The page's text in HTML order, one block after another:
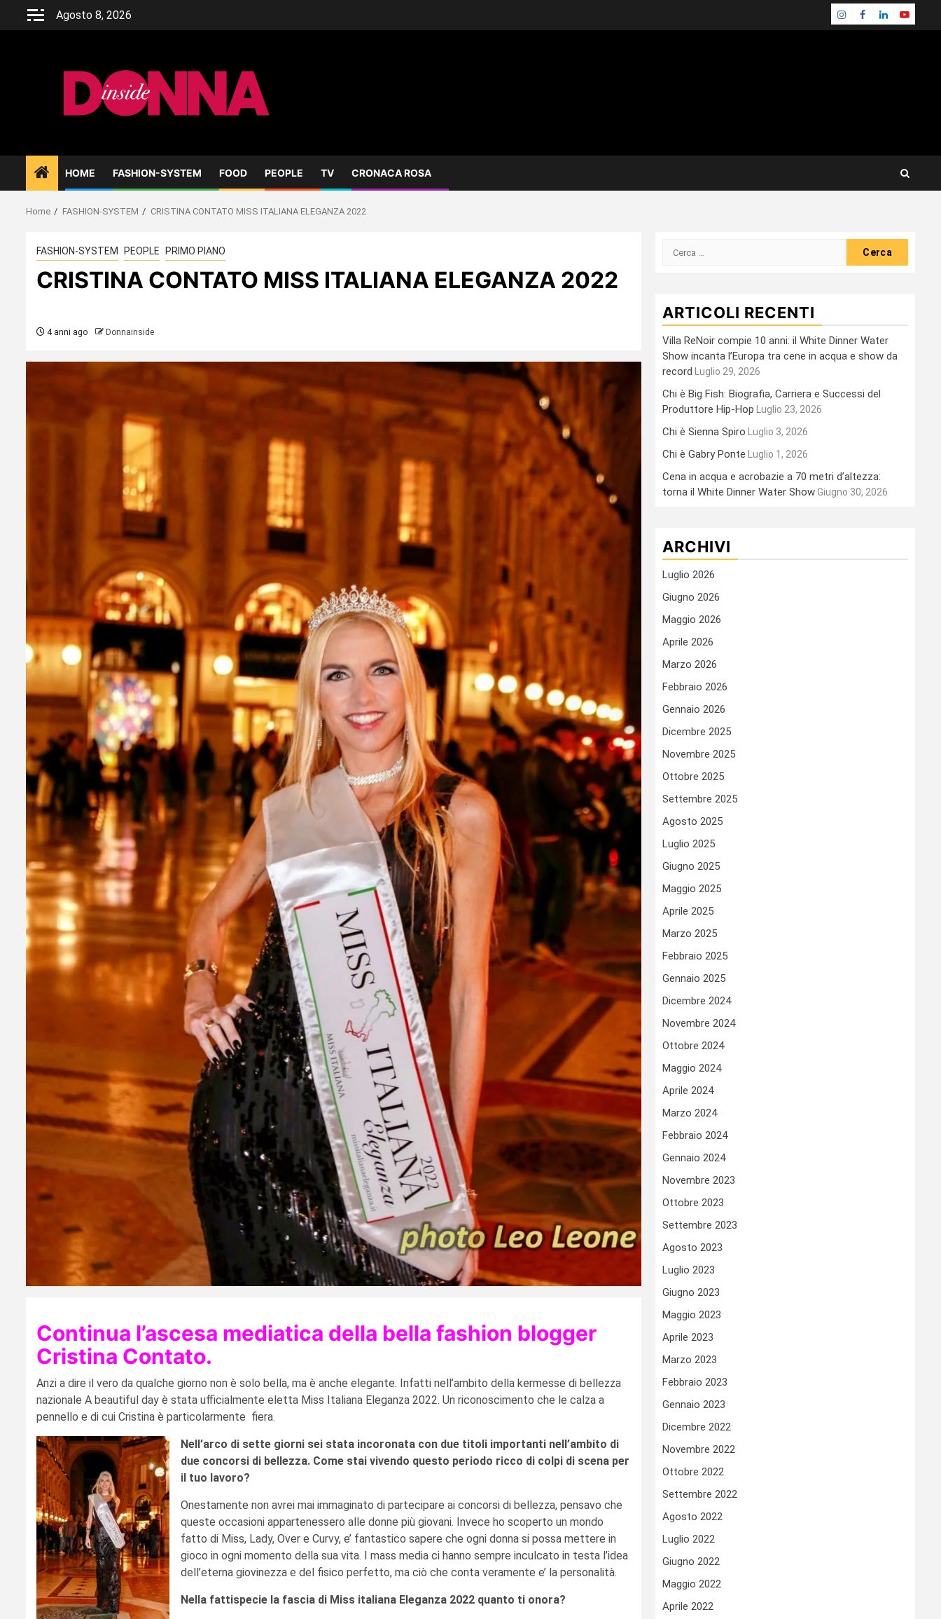
Agosto 8, 2026 Instagram
Facebook
LinkedinYoutube
HOME FASHION-SYSTEM FOOD PEOPLE TV CRONACA ROSA
Home FASHION-SYSTEM CRISTINA CONTATO MISS ITALIANA ELEGANZA 2022
FASHION-SYSTEM PEOPLE PRIMO PIANO
CRISTINA CONTATO MISS ITALIANA ELEGANZA 2022
4 anni ago Donnainside
Continua l’ascesa mediatica della bella fashion blogger
Cristina Contato.
Anzi a dire il vero da qualche giorno non è solo bella, ma è anche elegante. Infatti nell’ambito della kermesse di bellezza
nazionale A beautiful day è stata ufficialmente eletta Miss Italiana Eleganza 2022. Un riconoscimento che le calza a
pennello e di cui Cristina è particolarmente fiera.
Nell’arco di sette giorni sei stata incoronata con due titoli importanti nell’ambito di
due concorsi di bellezza. Come stai vivendo questo periodo ricco di colpi di scena per
il tuo lavoro?
Onestamente non avrei mai immaginato di partecipare ai concorsi di bellezza, pensavo che
queste occasioni appartenessero alle donne più giovani. Invece ho scoperto un mondo
fatto di Miss, Lady, Over e Curvy, e’ fantastico sapere che ogni donna si possa mettere in
gioco in ogni momento della sua vita. I mass media ci hanno sempre inculcato in testa l’idea
dell’eterna giovinezza e del fisico perfetto, ma ciò che conta veramente e’ la personalità.
Nella fattispecie la fascia di Miss italiana Eleganza 2022 quanto ti onora?
Ricerca
ARTICOLI RECENTI
Villa ReNoir compie 10 anni: il White Dinner Water
Show incanta l’Europa tra cene in acqua e show da
record
Luglio 29, 2026
Chi è Big Fish: Biografia, Carriera e Successi del
Produttore Hip-Hop
Luglio 23, 2026
Chi è Sienna Spiro Luglio 3, 2026
Chi è Gabry Ponte Luglio 1, 2026
Cena in acqua e acrobazie a 70 metri d’altezza:
torna il White Dinner Water ShowGiugno 30, 2026
ARCHIVI
Luglio 2026
Giugno 2026
Maggio 2026
Aprile 2026
Marzo 2026
Febbraio 2026
Gennaio 2026
Dicembre 2025
Novembre 2025
Ottobre 2025
Settembre 2025
Agosto 2025
Luglio 2025
Giugno 2025
Maggio 2025
Aprile 2025
Marzo 2025
Febbraio 2025
Gennaio 2025
Dicembre 2024
Novembre 2024
Ottobre 2024
Maggio 2024
Aprile 2024
Marzo 2024
Febbraio 2024
Gennaio 2024
Novembre 2023
Ottobre 2023
Settembre 2023
Agosto 2023
Luglio 2023
Giugno 2023
Maggio 2023
Aprile 2023
Marzo 2023
Febbraio 2023
Gennaio 2023
Dicembre 2022
Novembre 2022
Ottobre 2022
Settembre 2022
Agosto 2022
Luglio 2022
Giugno 2022
Maggio 2022
Aprile 2022